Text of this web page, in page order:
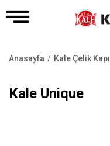
yolu
Anasayfa Kale Çelik Kapı
Kale Unique